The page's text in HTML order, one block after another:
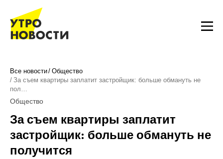
Все новости Общество
За съем квартиры заплатит застройщик: больше обмануть не
пол…
Общество
За съем квартиры заплатит
застройщик: больше обмануть не
получится